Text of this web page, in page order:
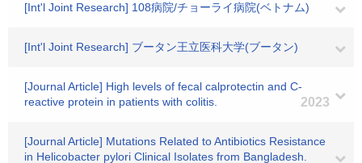
[Int'l Joint Research] 108病院/チョーライ病院(ベトナム)
[Int'l Joint Research] ブータン王立医科大学(ブータン)
[Journal Article] High levels of fecal calprotectin and C-
reactive protein in patients with colitis.
2023
[Journal Article] Mutations Related to Antibiotics Resistance
in Helicobacter pylori Clinical Isolates from Bangladesh.